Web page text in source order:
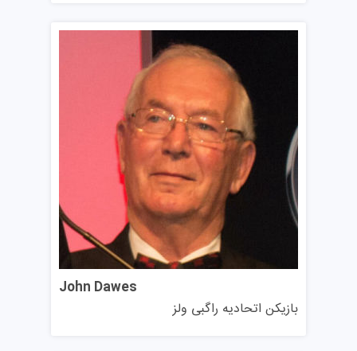
اثبات تمکن مالی برای پوشش هزینه‌های حداقل سال اول
دانشگاه نتایج آیلتس یا تافل را می‌پذیرد اما همچنین سایر
آزمون‌هایی که خود این موسسه ارزیابی می‌کند.
نمرات آیلتس قابل قبول برای دوره‌های کارشناسی
نمره ۶.۵ با حداقل ۵.۵ در هر بخش برای دوره‌های علوم
نمره کلی ۶.۰ با حداقل ۵.۵ در هر بخش برای دوره‌های
علوم رایانه و دانشکده بازرگانی
نمره ۶.۵ با حداقل ۵.۵ در هر بخش برای دوره‌های علوم
انسانی و علوم اجتماعی
John Dawes
بازیکن اتحادیه راگبی ولز